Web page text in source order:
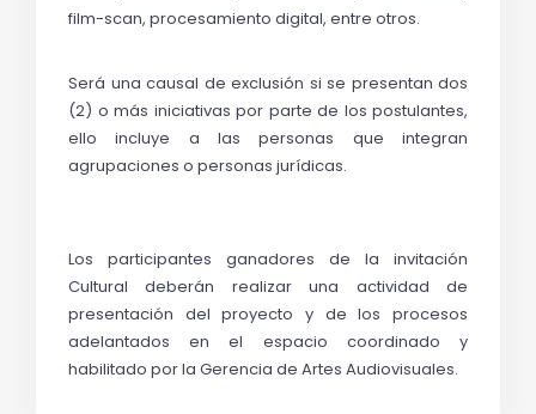
film-scan, procesamiento digital, entre otros.
Será una causal de exclusión si se presentan dos
(2) o más iniciativas por parte de los postulantes,
ello incluye a las personas que integran
agrupaciones o personas jurídicas.
Los participantes ganadores de la invitación
Cultural deberán realizar una actividad de
presentación del proyecto y de los procesos
adelantados en el espacio coordinado y
habilitado por la Gerencia de Artes Audiovisuales.